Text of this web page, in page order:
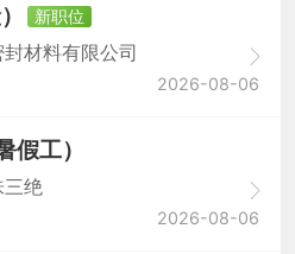
新职位
材料有限公司
2026-08-06
假工）
三绝
2026-08-06